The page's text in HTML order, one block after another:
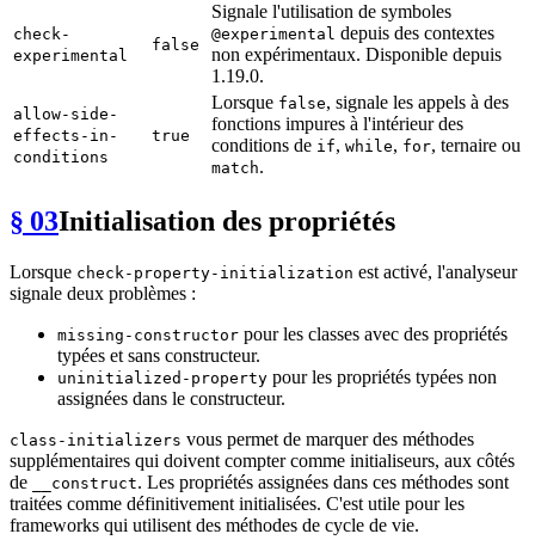
check-
experimental
false
Signale l'utilisation de symboles
@experimental depuis des contextes
non expérimentaux. Disponible depuis
1.19.0.
allow-side-
effects-in-
conditions
true
Lorsque false, signale les appels à des
fonctions impures à l'intérieur des
conditions de if, while, for, ternaire ou
match.
§ 03Initialisation des propriétés
Lorsque check-property-initialization est activé, l'analyseur
signale deux problèmes :
missing-constructor pour les classes avec des propriétés
typées et sans constructeur.
uninitialized-property pour les propriétés typées non
assignées dans le constructeur.
class-initializers vous permet de marquer des méthodes
supplémentaires qui doivent compter comme initialiseurs, aux côtés
de
__construct. Les propriétés assignées dans ces méthodes sont
traitées comme définitivement initialisées. C'est utile pour les
frameworks qui utilisent des méthodes de cycle de vie.